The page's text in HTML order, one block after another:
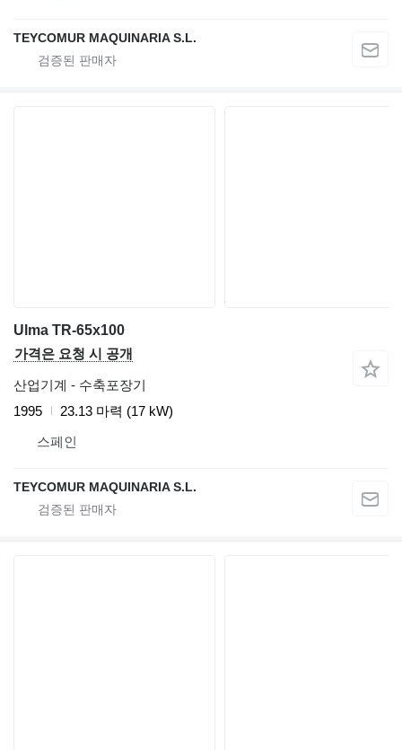
TEYCOMUR MAQUINARIA S.L.
Ulma TR-65x100
가격은 요청 시 공개
산업기계 - 수축포장기
1995
23.13 마력 (17 kW)
스페인
TEYCOMUR MAQUINARIA S.L.